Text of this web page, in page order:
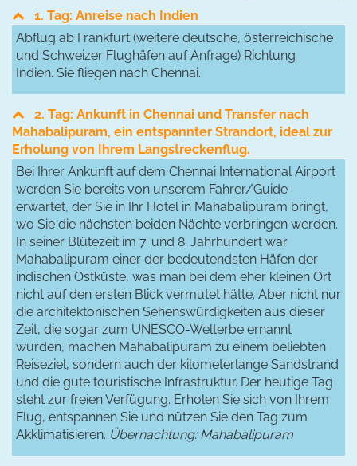
1. Tag: Anreise nach Indien
Abflug ab Frankfurt (weitere deutsche, österreichische
und Schweizer Flughäfen auf Anfrage) Richtung
Indien. Sie fliegen nach Chennai.
2. Tag: Ankunft in Chennai und Transfer nach
Mahabalipuram, ein entspannter Strandort, ideal zur
Erholung von Ihrem Langstreckenflug.
Bei Ihrer Ankunft auf dem Chennai International Airport
werden Sie bereits von unserem Fahrer/Guide
erwartet, der Sie in Ihr Hotel in Mahabalipuram bringt,
wo Sie die nächsten beiden Nächte verbringen werden.
In seiner Blütezeit im 7. und 8. Jahrhundert war
Mahabalipuram einer der bedeutendsten Häfen der
indischen Ostküste, was man bei dem eher kleinen Ort
nicht auf den ersten Blick vermutet hätte. Aber nicht nur
die architektonischen Sehenswürdigkeiten aus dieser
Zeit, die sogar zum UNESCO-Welterbe ernannt
wurden, machen Mahabalipuram zu einem beliebten
Reiseziel, sondern auch der kilometerlange Sandstrand
und die gute touristische Infrastruktur. Der heutige Tag
steht zur freien Verfügung. Erholen Sie sich von Ihrem
Flug, entspannen Sie und nützen Sie den Tag zum
Akklimatisieren. Übernachtung: Mahabalipuram